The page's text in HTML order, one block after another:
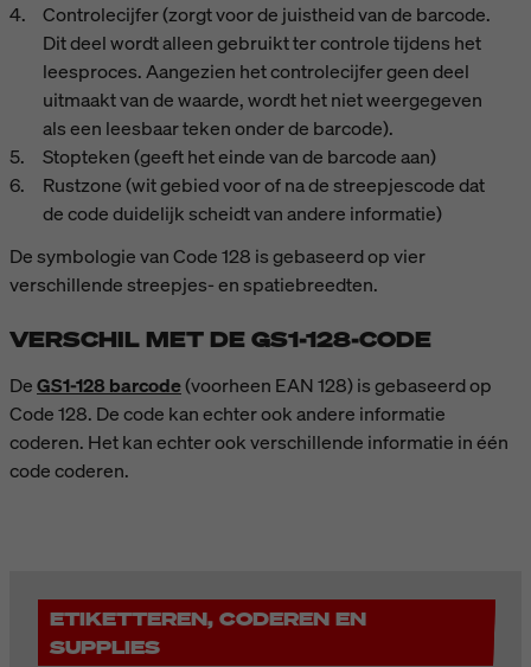
Controlecijfer (zorgt voor de juistheid van de barcode.
Dit deel wordt alleen gebruikt ter controle tijdens het
leesproces. Aangezien het controlecijfer geen deel
uitmaakt van de waarde, wordt het niet weergegeven
als een leesbaar teken onder de barcode).
Stopteken (geeft het einde van de barcode aan)
Rustzone (wit gebied voor of na de streepjescode dat
de code duidelijk scheidt van andere informatie)
De symbologie van Code 128 is gebaseerd op vier
verschillende streepjes- en spatiebreedten.
VERSCHIL MET DE GS1-128-CODE
DeGS1-128 barcode(voorheen EAN 128) is gebaseerd op
Code 128. De code kan echter ook andere informatie
coderen. Het kan echter ook verschillende informatie in één
code coderen.
ETIKETTEREN, CODEREN EN
SUPPLIES